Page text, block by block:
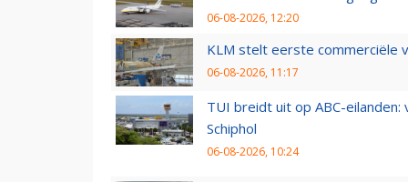
06-08-2026, 12:20
KLM stelt eerste commerciële
06-08-2026, 11:17
TUI breidt uit op ABC-
Schiphol
06-08-2026, 10:24